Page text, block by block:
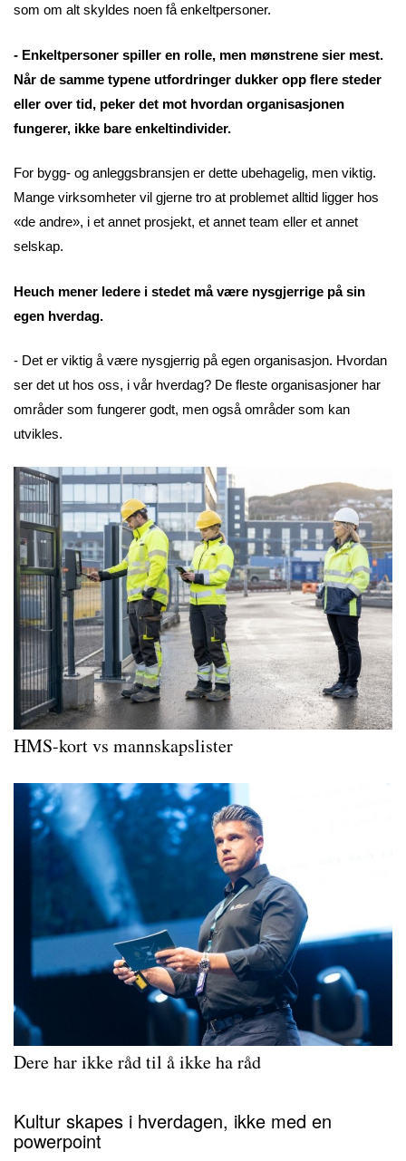
som om alt skyldes noen få enkeltpersoner.
- Enkeltpersoner spiller en rolle, men mønstrene sier mest.
Når de samme typene utfordringer dukker opp flere steder
eller over tid, peker det mot hvordan organisasjonen
fungerer, ikke bare enkeltindivider.
For bygg- og anleggsbransjen er dette ubehagelig, men viktig.
Mange virksomheter vil gjerne tro at problemet alltid ligger hos
«de andre», i et annet prosjekt, et annet team eller et annet
selskap.
Heuch mener ledere i stedet må være nysgjerrige på sin
egen hverdag.
- Det er viktig å være nysgjerrig på egen organisasjon. Hvordan
ser det ut hos oss, i vår hverdag? De fleste organisasjoner har
områder som fungerer godt, men også områder som kan
utvikles.
HMS-kort vs mannskapslister
Dere har ikke råd til å ikke ha råd
Kultur skapes i hverdagen, ikke med en
powerpoint